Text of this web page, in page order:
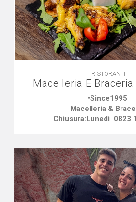
RISTORANTI
Macelleria E
•Since1995
Macelleria &
Chiusura:Lunedì 0823